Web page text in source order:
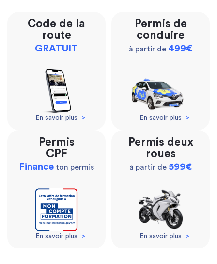
Code de la
route
GRATUIT
En savoir plus >
Permis de
conduire
à partir de 499€
En savoir plus >
Permis
CPF
Finance ton permis
En savoir plus >
Permis deux
roues
à partir de 599€
En savoir plus >